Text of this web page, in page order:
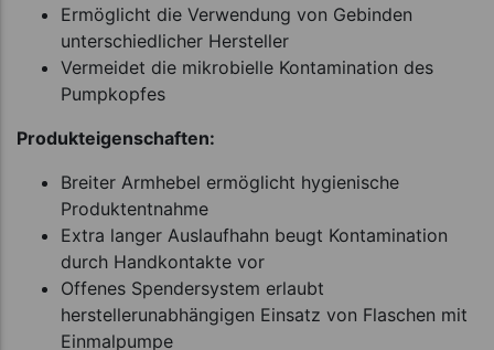
Ermöglicht die Verwendung von Gebinden
unterschiedlicher Hersteller
Vermeidet die mikrobielle Kontamination des
Pumpkopfes
Produkteigenschaften:
Breiter Armhebel ermöglicht hygienische
Produktentnahme
Extra langer Auslaufhahn beugt Kontamination
durch Handkontakte vor
Offenes Spendersystem erlaubt
herstellerunabhängigen Einsatz von Flaschen mit
Einmalpumpe